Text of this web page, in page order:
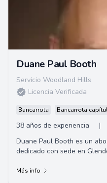
Duane Paul Booth
Servicio Woodland Hills
Licencia Verificada
Bancarrota Bancarrota
38 años de experiencia |
Duane Paul Booth es un
dedicado con sede en
Más info